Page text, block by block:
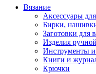
Вязание
Аксессуары
Бирки,
Заготовки для
Изделия
Инструменты
Книги и
Крючки